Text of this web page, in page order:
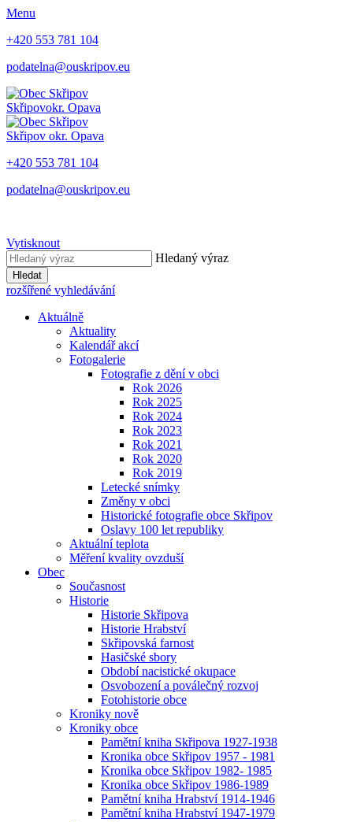
Menu
+420 553 781 104
podatelna@ouskripov.eu
Skřipovokr. Opava
Skřipov okr. Opava
+420 553 781 104
podatelna@ouskripov.eu
Vytisknout
Hledaný výraz
Hledat
rozšířené vyhledávání
Aktuálně
Aktuality
Kalendář akcí
Fotogalerie
Fotografie z dění v obci
Rok 2026
Rok 2025
Rok 2024
Rok 2023
Rok 2021
Rok 2020
Rok 2019
Letecké snímky
Změny v obci
Historické fotografie obce Skřipov
Oslavy 100 let republiky
Aktuální teplota
Měření kvality ovzduší
Obec
Současnost
Historie
Historie Skřipova
Historie Hrabství
Skřipovská farnost
Hasičské sbory
Období nacistické okupace
Osvobození a poválečný rozvoj
Fotohistorie obce
Kroniky nově
Kroniky obce
Pamětní kniha Skřipova 1927-1938
Kronika obce Skřipov 1957 - 1981
Kronika obce Skřipov 1982- 1985
Kronika obce Skřipov 1986-1989
Pamětní kniha Hrabství 1914-1946
Pamětní kniha Hrabství 1947-1979